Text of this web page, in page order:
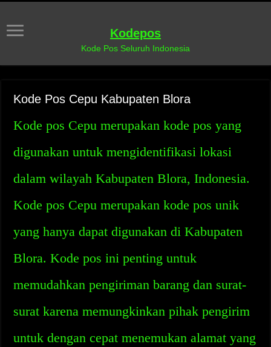
Kodepos
Kode Pos Seluruh Indonesia
Kode Pos Cepu Kabupaten Blora
Kode pos Cepu merupakan kode pos yang
digunakan untuk mengidentifikasi lokasi
dalam wilayah Kabupaten Blora, Indonesia.
Kode pos Cepu merupakan kode pos unik
yang hanya dapat digunakan di Kabupaten
Blora. Kode pos ini penting untuk
memudahkan pengiriman barang dan surat-
surat karena memungkinkan pihak pengirim
untuk dengan cepat menemukan alamat yang